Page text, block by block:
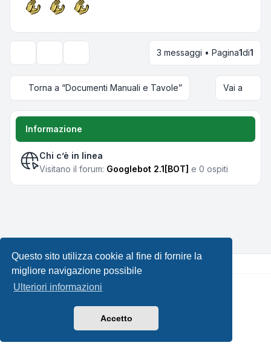
Questo sito utilizza cookie al fine di fornire la
migliore navigazione possibile
Ulteriori informazioni
Accetto
Opzioni di visualizzazione e ordinamento
3 messaggi • Pagina1di1
Torna a “Documenti Manuali e Tavole” Vai a
Informazione
Chi c’è in linea
Visitano il forum: Googlebot 2.1[BOT] e 0 ospiti
Creato daphpBB® Forum Software © phpBB Limited •
Leenoz.com
phpBB-Italia.it
Condizioni|Tutti gli orari sono